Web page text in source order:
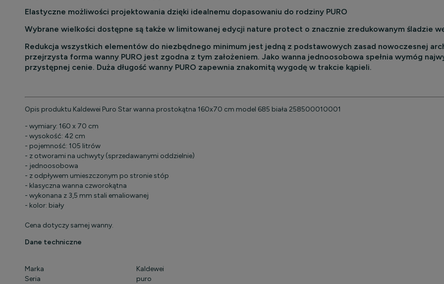
Elastyczne możliwości projektowania dzięki idealnemu dopasowaniu do rodziny PURO
Wybrane wielkości dostępne są także w limitowanej edycji nature protect o znacznie zredukowanym śladzie
Redukcja wszystkich elementów do niezbędnego minimum jest jedną z podstawowych zasad nowoczesnej
przejrzysta forma wanny PURO jest zgodna z tym założeniem. Jako wanna jednoosobowa spełnia wymóg
przystępnej cenie. Duża długość wanny PURO zapewnia znakomitą wygodę w trakcie kąpieli.
Opis produktu Kaldewei Puro Star wanna prostokątna 160x70 cm model 685 biała 258500010001
- wymiary: 160 x 70 cm
- wysokość: 42 cm
- pojemność: 105 litrów
- z otworami na uchwyty (sprzedawanymi oddzielnie)
- jednoosobowa
- z odpływem umieszczonym po stronie stóp
- klasyczna wanna czworokątna
- wykonana z 3,5 mm stali emaliowanej
- kolor: biały
Cena dotyczy samej wanny.
Dane techniczne
Marka
Kaldewei
Seria
puro